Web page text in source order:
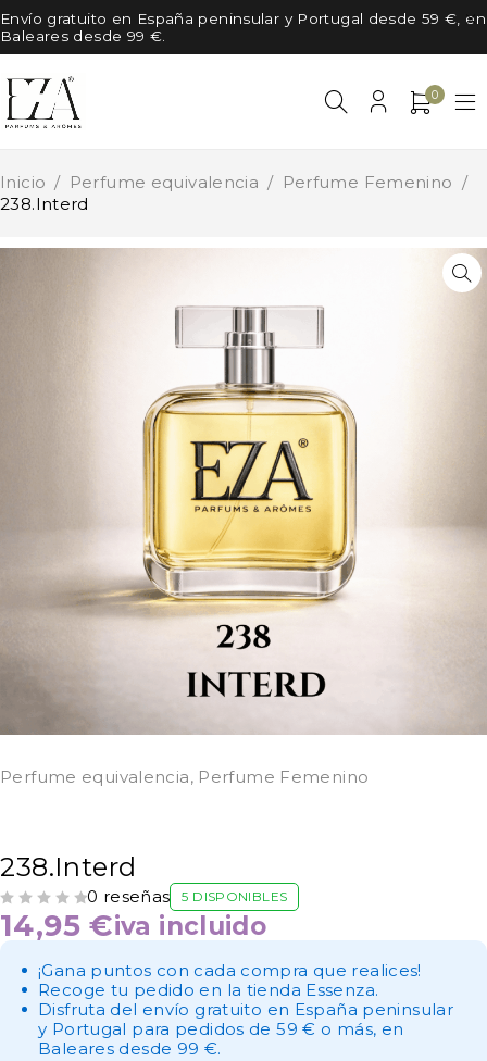
Envío gratuito en España peninsular y Portugal desde 59 €, en
Baleares desde 99 €.
0
Inicio / Perfume equivalencia / Perfume Femenino /
238.Interd
Perfume equivalencia, Perfume Femenino
238.Interd
0 reseñas 5 DISPONIBLES
14,95€iva incluido
¡Gana puntos con cada compra que realices!
Recoge tu pedido en la tienda Essenza.
Disfruta del envío gratuito en España peninsular
y Portugal para pedidos de 59 € o más, en
Baleares desde 99 €.